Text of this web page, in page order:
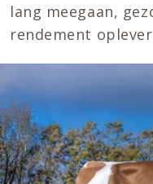
lang meegaan,
rendement